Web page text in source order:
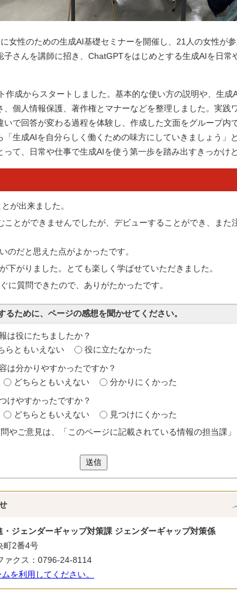
女性のための生成AI基礎セミナーを開催し、21人の女性が
子さんを講師に招き、ChatGPTをはじめとする生成AIを日常
成からスタートしました。基本的な使い方の説明や、生成
、個人情報保護、著作権とマナーなどを整理しました。実践
いで回答が変わる過程を体験し、作成した文面をグループ内
「生成AIを自分らしく働くための味方にしていきましょう」
て、日常や仕事で生成AIを使う第一歩を踏み出すきっかけ
が出来ました。
ことができませんでしたが、デビューすることができ、また
のだと思えた点がよかったです。
下がりました。とても楽しく学ばせていただきました。
に質問できたので、ありがたかったです。
るために、ページの感想を聞かせてください。
は役にたちましたか？
らともいえない 役に立たなかった
は分かりやすかったですか？
どちらともいえない 分かりにくかった
けやすかったですか？
どちらともいえない
見つけにくかった
やご意見は、「このページに記載されている情報の担当課
送信
・ジェンダーギャップ対策課 ジェンダーギャップ対策係
2番4号
クス：0796-24-8114
を利用してください。